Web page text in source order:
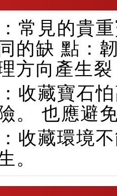
常見的貴
的缺 點：
方向產生
收藏寶石
。 也應避
收藏環境
。